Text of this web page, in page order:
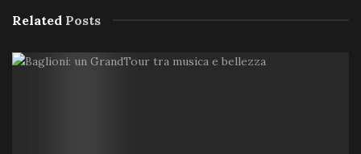
Related Posts